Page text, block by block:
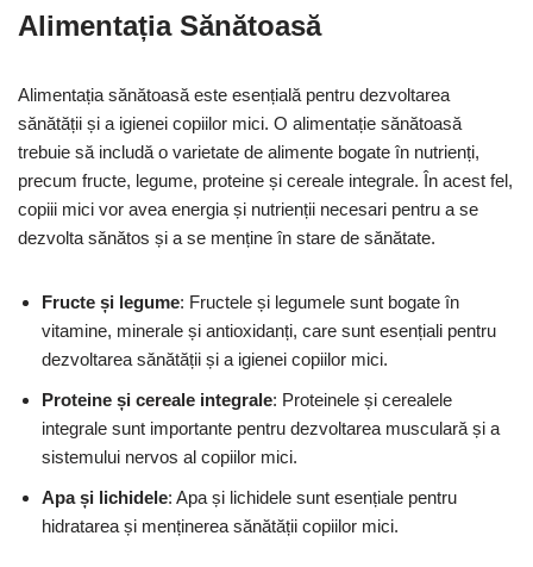
Alimentația Sănătoasă
Alimentația sănătoasă este esențială pentru dezvoltarea
sănătății și a igienei copiilor mici. O alimentație sănătoasă
trebuie să includă o varietate de alimente bogate în nutrienți,
precum fructe, legume, proteine și cereale integrale. În acest fel,
copiii mici vor avea energia și nutrienții necesari pentru a se
dezvolta sănătos și a se menține în stare de sănătate.
Fructe și legume: Fructele și legumele sunt bogate în
vitamine, minerale și antioxidanți, care sunt esențiali pentru
dezvoltarea sănătății și a igienei copiilor mici.
Proteine și cereale integrale: Proteinele și cerealele
integrale sunt importante pentru dezvoltarea musculară și a
sistemului nervos al copiilor mici.
Apa și lichidele: Apa și lichidele sunt esențiale pentru
hidratarea și menținerea sănătății copiilor mici.